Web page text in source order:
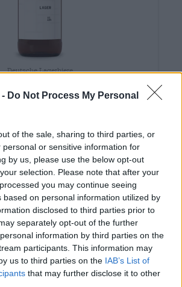
Do Not Process My Personal
of the sale, sharing to third parties, or
personal or sensitive information for
by us, please use the below opt-out
selection. Please note that after your
you may continue seeing
based on personal information utilized by
disclosed to third parties prior to
separately opt-out of the further
information by third parties on the
participants. This information may
us to third parties on the IAB’s List of
that may further disclose it to other
Deutsche Lagerbiere
0,33 L Pullo - € 12,73 / LTR Info
Loppuunmyyty